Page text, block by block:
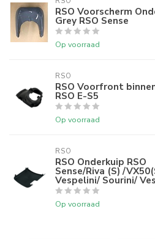
RSO Voorscherm
Grey RSO Sense
Op voorraad
RSO
RSO Voorfront
RSO E-S5
Op voorraad
RSO
RSO Onderkuip RSO
Sense/Riva (S) /
Vespelini/ Sourini/
Op voorraad